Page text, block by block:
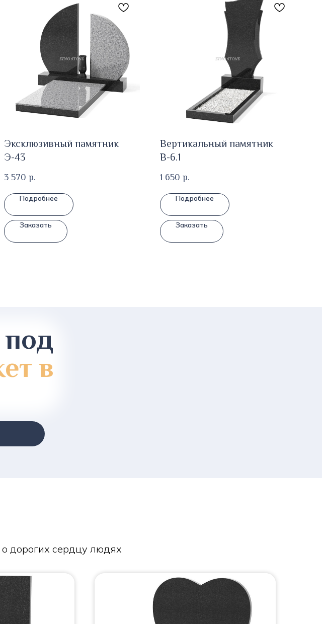
Эксклюзивный памятник
Э-43
3 570 р.
Подробнее
Заказать
Вертикальный памятник
В-6.1
1 650 р.
Подробнее
Заказать
под
в
дорогих сердцу людях